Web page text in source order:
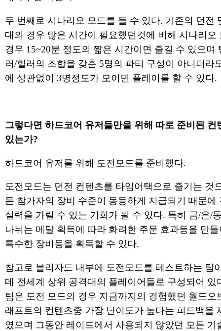
두 번째로 시나리오 모드를 들 수 있다. 기존의 던전
대의 경우 많은 시간이 필요했던것에 비해 시나리오
경우 15~20분 정도의 짧은 시간이면 즐길 수 있으며
러/힐러의 조합을 갖춘 5명의 파티 구성이 아니더라
에 상관없이 3명정도가 모이면 플레이를 할 수 있다.
그렇다면 하드코어 유저들만을 위해 따로 준비된 컨
있는가?
하드코어 유저를 위해 도전모드를 준비했다.
도전모드는 던전 컨텐츠를 타임어택으로 즐기는 것
든 참가자의 장비 수준이 동등하게 지급되기 때문에
실력을 가릴 수 있는 기회가 될 수 있다. 특히 금/은/
나뉘는 메달 획득에 따라 화려한 주문 효과등을 만
특수한 장비등을 획득할 수 있다.
참고로 블리자드 내부에 도전모드를 테스트하는 팀
데 전세계 상위 공격대의 플레이어들로 구성되어 있
팀은 도전 모드의 경우 지금까지의 경험했던 월드오
래프트의 컨텐츠중 가장 난이도가 높다는 피드백을
였으며 그동안 레이드에서 사용되지 않았던 모든 기